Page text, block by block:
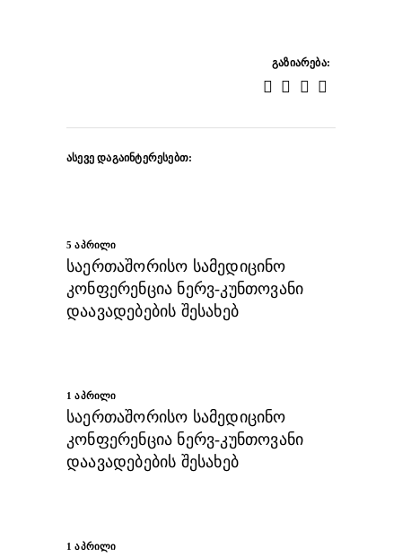
ᲒᲐᲖᲘᲐᲠᲔᲑᲐ:
ᲐᲡᲔᲕᲔ ᲓᲐᲒᲐᲘᲜᲢᲔᲠᲔᲡᲔᲑᲗ:
5 ᲐᲞᲠᲘᲚᲘ
საერთაშორისო სამედიცინო
კონფერენცია ნერვ-კუნთოვანი
დაავადებების შესახებ
1 ᲐᲞᲠᲘᲚᲘ
საერთაშორისო სამედიცინო
კონფერენცია ნერვ-კუნთოვანი
დაავადებების შესახებ
1 ᲐᲞᲠᲘᲚᲘ